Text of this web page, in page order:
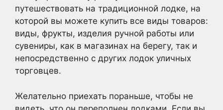
путешествовать на традиционной лодке, на
которой вы можете купить все виды товаров:
виды, фрукты, изделия ручной работы или
сувениры, как в магазинах на берегу, так и
непосредственно с других лодок уличных
торговцев.
Желательно приехать пораньше, чтобы не